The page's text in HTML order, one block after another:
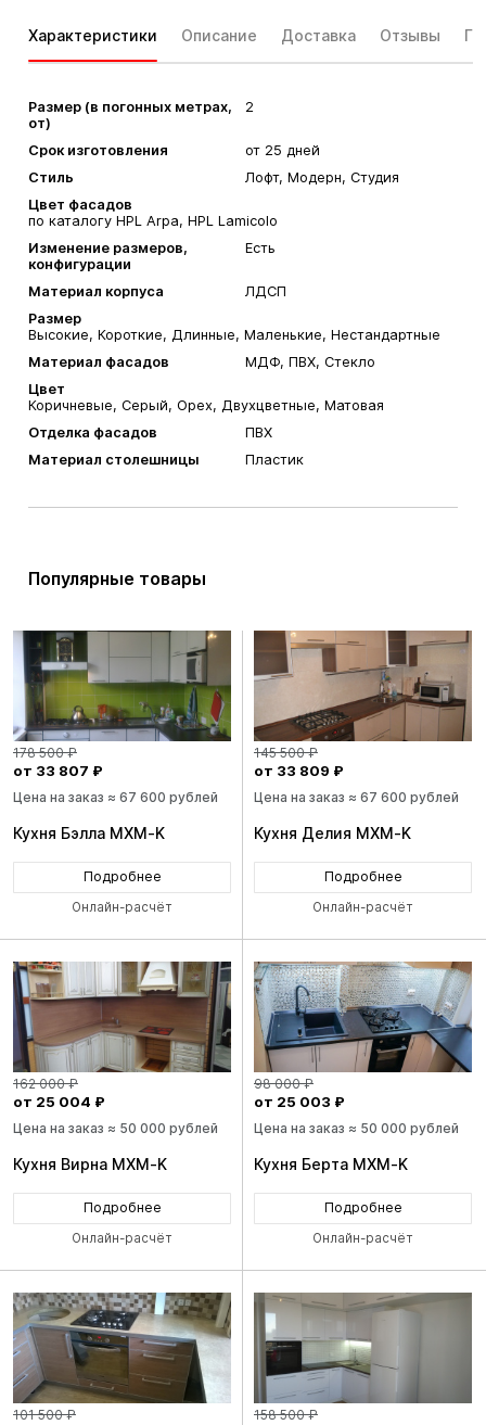
Характеристики Описание Доставка Отзывы
Размер (в погонных метрах,
от)
2
Срок изготовления
от 25 дней
Стиль
Лофт, Модерн, Студия
Цвет фасадов
по каталогу HPL Arpa, HPL Lamicolo
Изменение размеров,
конфигурации
Есть
Материал корпуса
ЛДСП
Размер
Высокие, Короткие, Длинные, Маленькие, Нестандартные
Материал фасадов
МДФ, ПВХ, Стекло
Цвет
Коричневые, Серый, Орех, Двухцветные, Матовая
Отделка фасадов
ПВХ
Материал столешницы
Пластик
Популярные товары
178 500 ₽
от 33 807 ₽
Цена на заказ ≈ 67 600 рублей
Кухня Бэлла MXM-K
Подробнее
Онлайн-расчёт
145 500 ₽
от 33 809 ₽
Цена на заказ ≈ 67 600 рублей
Кухня Делия MXM-K
Подробнее
Онлайн-расчёт
162 000 ₽
от 25 004 ₽
Цена на заказ ≈ 50 000 рублей
Кухня Вирна MXM-K
Подробнее
Онлайн-расчёт
98 000 ₽
от 25 003 ₽
Цена на заказ ≈ 50 000 рублей
Кухня Берта MXM-K
Подробнее
Онлайн-расчёт
101 500 ₽ 158 500 ₽